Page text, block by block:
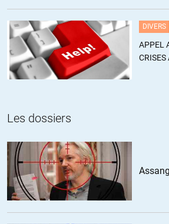
« Full Metal Jacket » lancé à 650m/s à 500
ALERTER
DIVERS
APPEL
CRISES
Les dossiers